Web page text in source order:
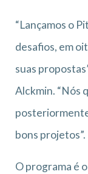
“Lançamos o
desafios, em
suas
Alckmin. “Nós
bons projetos”.
O programa é